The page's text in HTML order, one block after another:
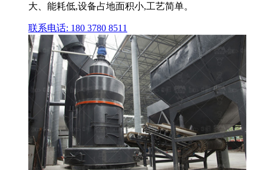
大、能耗低,设备占地面积小,工艺简单。
联系电话: 180 3780 8511